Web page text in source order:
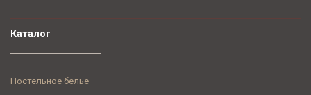
Каталог
Постельное бельё